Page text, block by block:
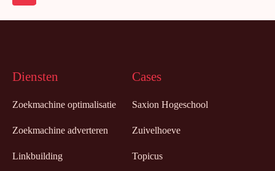
Diensten
Zoekmachine optimalisatie
Zoekmachine adverteren
Linkbuilding
Cases
Saxion Hogeschool
Zuivelhoeve
Topicus